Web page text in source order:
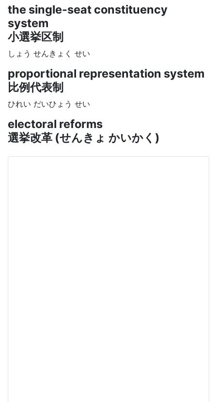
the single-seat constituency
system
小選挙区制
しょう せんきょく せい
proportional representation system
比例代表制
ひれい だいひょう せい
electoral reforms
選挙改革 (せんきょ かいかく)